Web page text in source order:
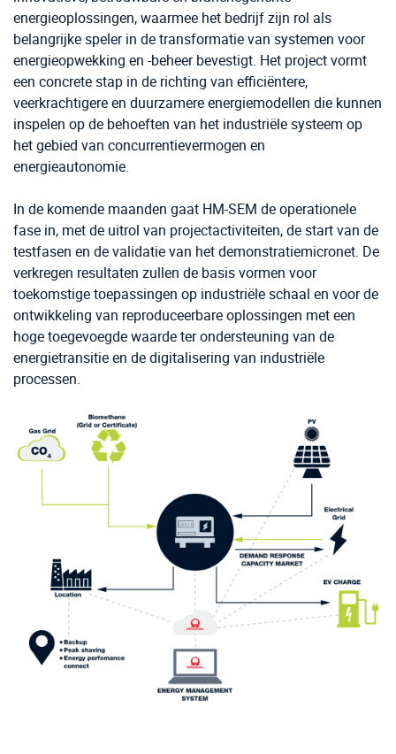
energieoplossingen, waarmee het bedrijf zijn rol als
belangrijke speler in de transformatie van systemen voor
energieopwekking en -beheer bevestigt. Het project vormt
een concrete stap in de richting van efficiëntere,
veerkrachtigere en duurzamere energiemodellen die kunnen
inspelen op de behoeften van het industriële systeem op
het gebied van concurrentievermogen en
energieautonomie.
In de komende maanden gaat HM-SEM de operationele
fase in, met de uitrol van projectactiviteiten, de start van de
testfasen en de validatie van het demonstratiemicronet. De
verkregen resultaten zullen de basis vormen voor
toekomstige toepassingen op industriële schaal en voor de
ontwikkeling van reproduceerbare oplossingen met een
hoge toegevoegde waarde ter ondersteuning van de
energietransitie en de digitalisering van industriële
processen.